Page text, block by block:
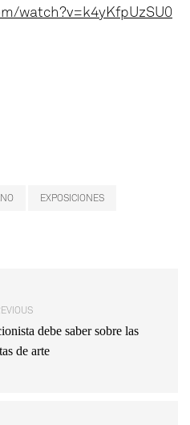
watch?v=k4yKfpUzSU0
EXPOSICIONES
debe saber sobre las
de arte